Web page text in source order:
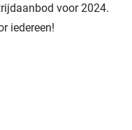
voor 2024.
iedereen!